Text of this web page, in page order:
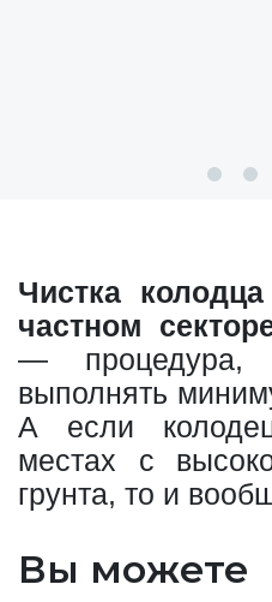
Чистка
частном
— процедура,
выполнять
А если
местах с
грунта, то и
Вы можете